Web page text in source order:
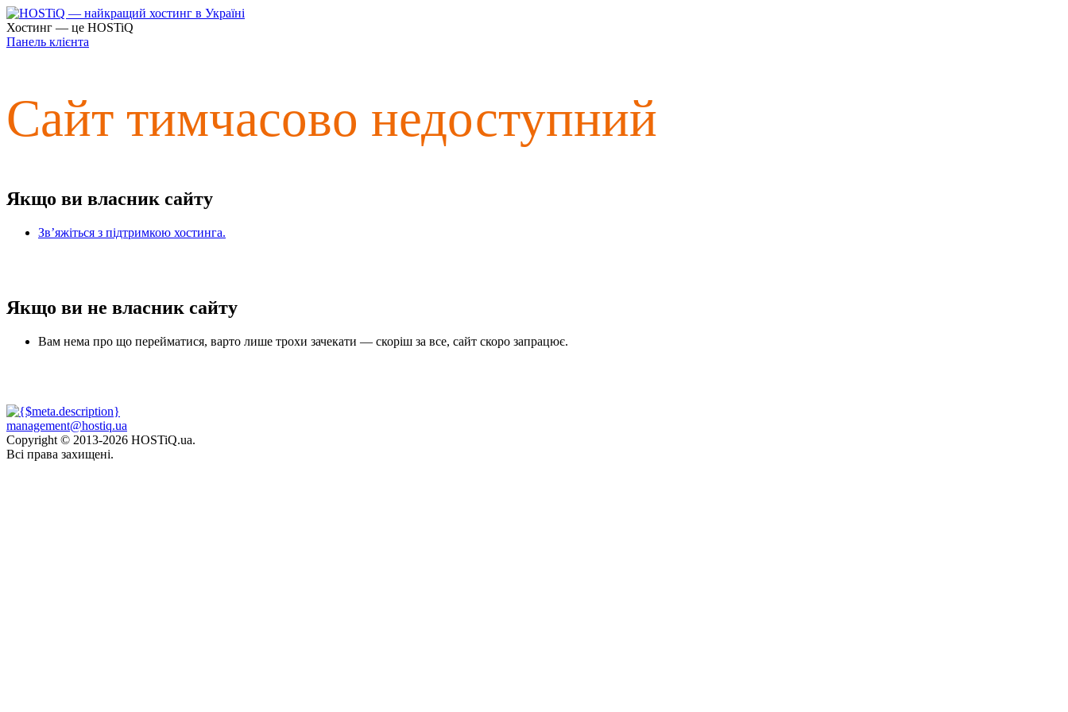
Хостинг — це HOSTiQ
Панель клієнта
Сайт тимчасово недоступний
Якщо ви власник сайту
Зв’яжіться з підтримкою хостинга.
Якщо ви не власник сайту
Вам нема про що перейматися, варто лише трохи зачекати — скоріш за все, сайт скоро запрацює.
management@hostiq.ua
Copyright © 2013-2026 HOSTiQ.ua.
Всі права захищені.